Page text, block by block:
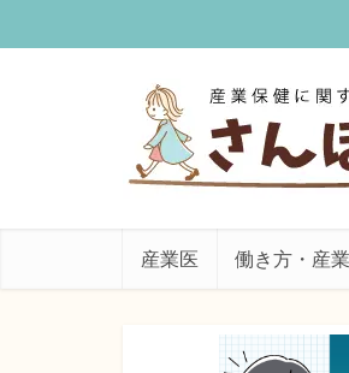
産業医 働き方・産